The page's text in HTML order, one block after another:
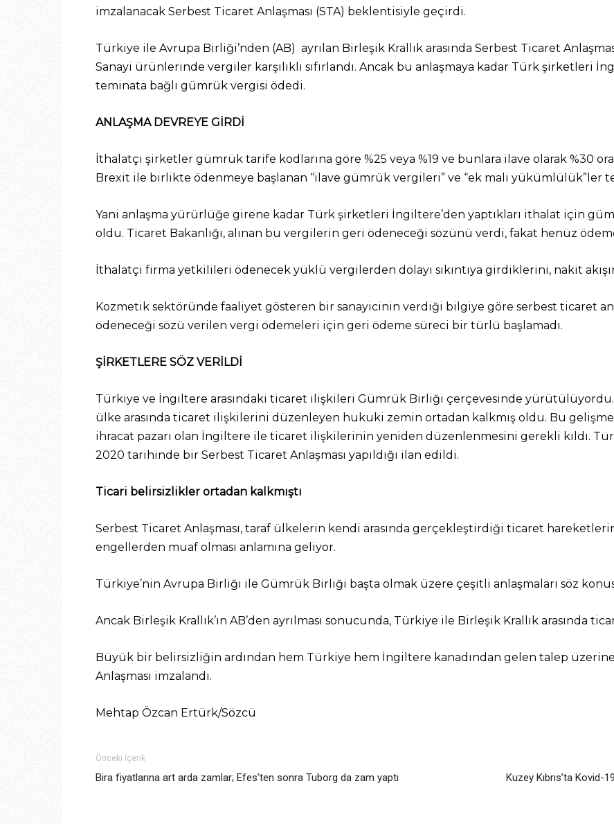
imzalanacak Serbest Ticaret Anlaşması (STA) beklentisiyle geçirdi.
Türkiye ile Avrupa Birliği’nden (AB) ayrılan Birleşik Krallık arasında Serbest Ticaret
Sanayi ürünlerinde vergiler karşılıklı sıfırlandı. Ancak bu anlaşmaya kadar Türk şirketleri
teminata bağlı gümrük vergisi ödedi.
ANLAŞMA DEVREYE GİRDİ
İthalatçı şirketler gümrük tarife kodlarına göre %25 veya %19 ve bunlara ilave olarak %30
Brexit ile birlikte ödenmeye başlanan “ilave gümrük vergileri” ve “ek mali yükümlülük”ler
Yani anlaşma yürürlüğe girene kadar Türk şirketleri İngiltere’den yaptıkları ithalat için
oldu. Ticaret Bakanlığı, alınan bu vergilerin geri ödeneceği sözünü verdi, fakat henüz
İthalatçı firma yetkilileri ödenecek yüklü vergilerden dolayı sıkıntıya girdiklerini, nakit
Kozmetik sektöründe faaliyet gösteren bir sanayicinin verdiği bilgiye göre serbest ticaret
ödeneceği sözü verilen vergi ödemeleri için geri ödeme süreci bir türlü başlamadı.
ŞİRKETLERE SÖZ VERİLDİ
Türkiye ve İngiltere arasındaki ticaret ilişkileri Gümrük Birliği çerçevesinde yürütülüyordu.
ülke arasında ticaret ilişkilerini düzenleyen hukuki zemin ortadan kalkmış oldu. Bu
ihracat pazarı olan İngiltere ile ticaret ilişkilerinin yeniden düzenlenmesini gerekli kıldı.
2020 tarihinde bir Serbest Ticaret Anlaşması yapıldığı ilan edildi.
Ticari belirsizlikler ortadan kalkmıştı
Serbest Ticaret Anlaşması, taraf ülkelerin kendi arasında gerçekleştirdiği ticaret
engellerden muaf olması anlamına geliyor.
Türkiye’nin Avrupa Birliği ile Gümrük Birliği başta olmak üzere çeşitli anlaşmaları söz
Ancak Birleşik Krallık’ın AB’den ayrılması sonucunda, Türkiye ile Birleşik Krallık arasında
Büyük bir belirsizliğin ardından hem Türkiye hem İngiltere kanadından gelen talep
Anlaşması imzalandı.
Mehtap Özcan Ertürk/Sözcü
Önceki İçerik
Bira fiyatlarına art arda zamlar; Efes’ten sonra Tuborg da zam yaptı
Kuzey Kıbrıs’ta Kovid-